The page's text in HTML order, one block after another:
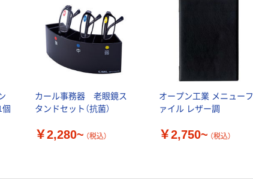
カール事務器 老眼鏡ス
タンドセット（抗菌）
￥2,280~ （税込）
オープン工業 メニューフ
ァイル レザー調
￥2,750~ （税込）